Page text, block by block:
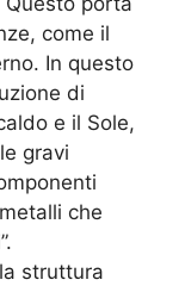
come il
In questo
di
e il Sole,
gravi
che
struttura